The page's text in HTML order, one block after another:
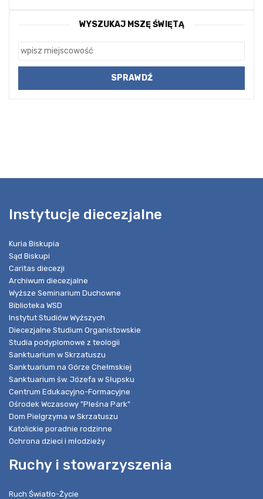
WYSZUKAJ MSZĘ ŚWIĘTĄ
Instytucje diecezjalne
Kuria Biskupia
Sąd Biskupi
Caritas diecezji
Archiwum diecezjalne
Wyższe Seminarium Duchowne
Biblioteka WSD
Instytut Studiów Wyższych
Diecezjalne Studium Organistowskie
Studia podyplomowe z teologii
Sanktuarium w Skrzatuszu
Sanktuarium na Górze Chełmskiej
Sanktuarium św. Józefa w Słupsku
Centrum Edukacyjno-Formacyjne
Ośrodek Wczasowy "Pleśna Park"
Dom Pielgrzyma w Skrzatuszu
Katolickie poradnie rodzinne
Ochrona dzieci i młodzieży
Ruchy i stowarzyszenia
Ruch Światło-Życie